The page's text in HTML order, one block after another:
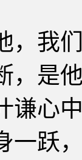
我们
是他
谦心
跃，